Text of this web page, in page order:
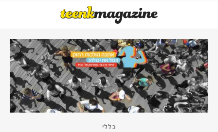
כללי